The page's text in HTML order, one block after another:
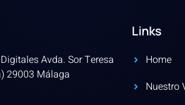
Avda. Sor Teresa
29003 Málaga
Links
Home
Nuestro